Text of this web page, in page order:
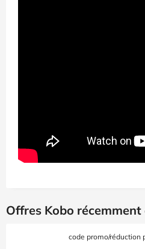
Offres Kobo récemment
code promo/réduction